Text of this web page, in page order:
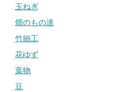
玉ねぎ
畑のもの達
竹細工
花ゆず
葉物
豆